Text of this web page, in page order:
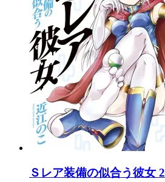
Ｓレア装備の似合う彼女 2